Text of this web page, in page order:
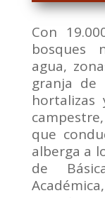
Con
bosques
agua,
granja de
hortalizas
que
alberga a
de